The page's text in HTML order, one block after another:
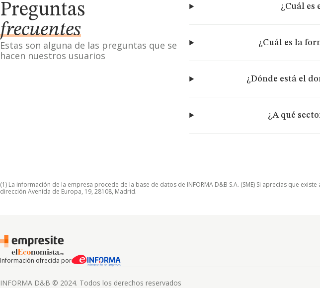
Preguntas
frecuentes
Estas son alguna de las preguntas que se
hacen nuestros usuarios
¿Cuál es
¿Cuál es la
¿Dónde está el
¿A qué
(1) La información de la empresa procede de la base de datos de INFORMA D&B S.A. (SME) Si aprecias que
dirección Avenida de Europa, 19, 28108, Madrid.
Información ofrecida por
INFORMA D&B © 2024. Todos los derechos reservados